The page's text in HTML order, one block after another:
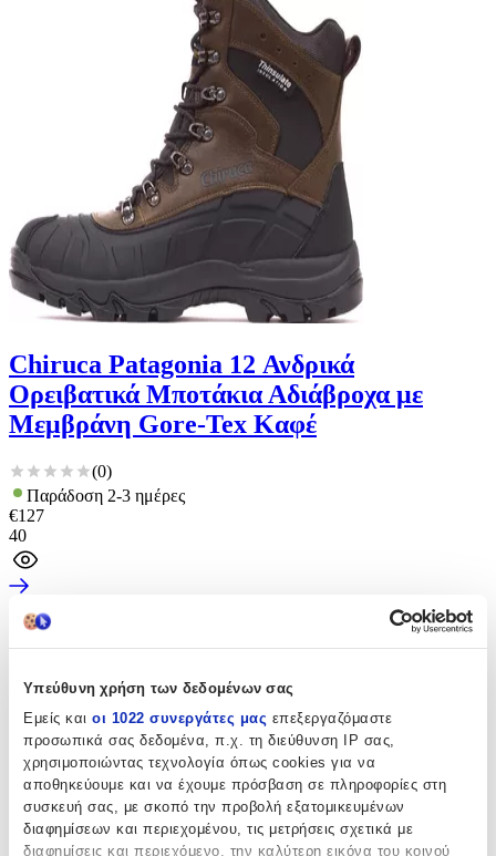
Υπεύθυνη χρήση των δεδομένων σας
Εμείς και οι 1022 συνεργάτες μας επεξεργαζόμαστε
προσωπικά σας δεδομένα, π.χ. τη διεύθυνση IP σας,
χρησιμοποιώντας τεχνολογία όπως cookies για να
αποθηκεύουμε και να έχουμε πρόσβαση σε πληροφορίες στη
συσκευή σας, με σκοπό την προβολή εξατομικευμένων
διαφημίσεων και περιεχομένου, τις μετρήσεις σχετικά με
διαφημίσεις και περιεχόμενο, την καλύτερη εικόνα του κοινού
Chiruca Patagonia 12 Ανδρικά
Ορειβατικά Μποτάκια Αδιάβροχα με
Μεμβράνη Gore-Tex Καφέ
(0)
Παράδοση 2-3 ημέρες
€127
40